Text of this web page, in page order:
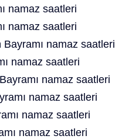
namaz saatleri
namaz saatleri
namaz saatleri
namaz saatleri
namaz saatleri
namaz saatleri
namaz saatleri
namaz saatleri